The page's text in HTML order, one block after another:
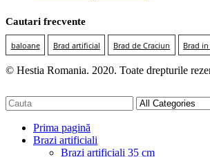
Cautari frecvente
baloane Brad artificial Brad de Craciun Brad
© Hestia Romania. 2020. Toate drepturile
Prima pagină
Brazi artificiali
Brazi artificiali 35 cm